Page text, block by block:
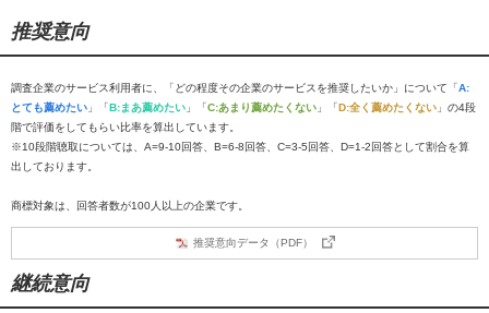
推奨意向
調査企業のサービス利用者に、「どの程度その企業のサービスを推奨したいか」について「A:
とても薦めたい 」「B:まあ薦めたい 」「C:あまり薦めたくない 」「D:全く薦めたくない 」の4段
階で評価をしてもらい比率を算出しています。
※10段階聴取については、A=9-10回答、B=6-8回答、C=3-5回答、D=1-2回答として割合を算
出しております。
商標対象は、回答者数が100人以上の企業です。
推奨意向データ（PDF）
継続意向